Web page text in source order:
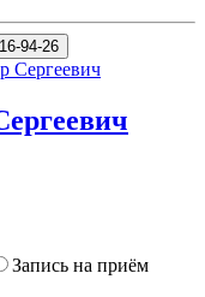
94-26
Запись на приём